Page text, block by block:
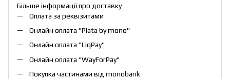
Більше інформації про доставку
Оплата за реквізитами
Онлайн оплата "Plata by mono"
Онлайн оплата "LiqPay"
Онлайн оплата "WayForPay"
Покупка частинами від monobank